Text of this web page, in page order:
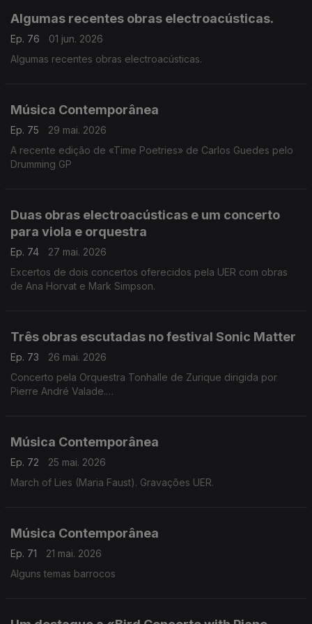
Algumas recentes obras electroacústicas.
Ep. 76
01 jun. 2026
Algumas recentes obras electroacústicas.
Música Contemporânea
Ep. 75
29 mai. 2026
A recente edição de «Time Poetries» de Carlos Guedes pelo
Drumming GP
Duas obras electroacústicas e um concerto
para viola e orquestra
Ep. 74
27 mai. 2026
Excertos de dois concertos oferecidos pela UER com obras
de Ana Horvat e Mark Simpson.
Três obras escutadas no festival Sonic Matter
Ep. 73
26 mai. 2026
Concerto pela Orquestra Tonhalle de Zurique dirigida por
Pierre André Valade.
Música Contemporânea
Ep. 72
25 mai. 2026
March of Lies (Maria Faust). Gravações UER.
Música Contemporânea
Ep. 71
21 mai. 2026
Alguns temas barrocos